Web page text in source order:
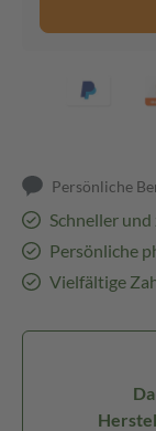
Persönliche
Schneller und
Persönliche
Vielfältige